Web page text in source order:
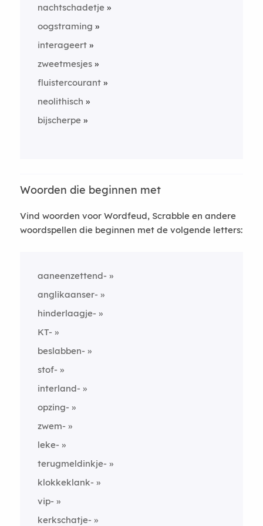
nachtschadetje
oogstraming
interageert
zweetmesjes
fluistercourant
neolithisch
bijscherpe
Woorden die beginnen met
Vind woorden voor Wordfeud, Scrabble en andere
woordspellen die beginnen met de volgende letters:
aaneenzettend-
anglikaanser-
hinderlaagje-
KT-
beslabben-
stof-
interland-
opzing-
zwem-
leke-
terugmeldinkje-
klokkeklank-
vip-
kerkschatje-